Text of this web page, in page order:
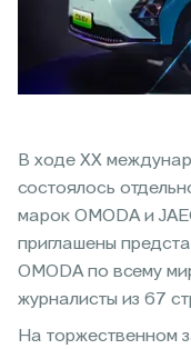
В ходе ХХ
состоялось
марок OMODA и
приглашены
OMODA по всему
журналисты из 67
На торжественном